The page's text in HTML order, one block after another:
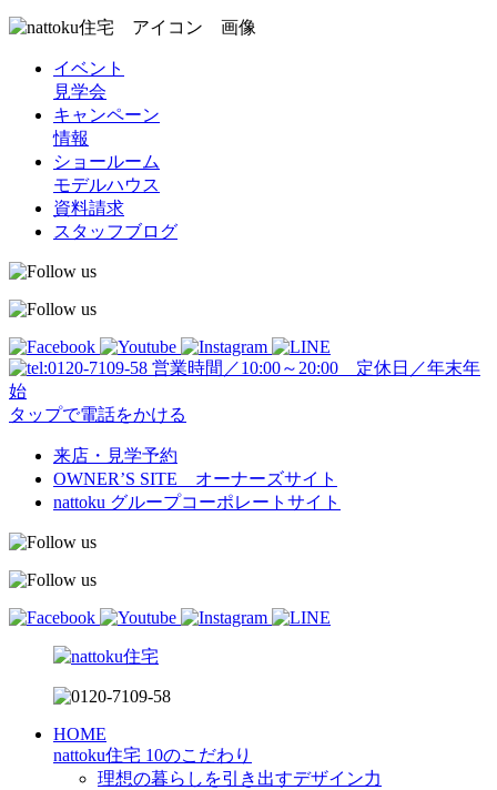
イベント
見学会
キャンペーン
情報
ショールーム
モデルハウス
資料請求
スタッフブログ
営業時間／10:00～20:00 定休日／年末年
始
タップで電話をかける
来店・見学予約
OWNER’S SITE オーナーズサイト
nattoku グループコーポレートサイト
HOME
nattoku住宅 10のこだわり
理想の暮らしを引き出すデザイン力